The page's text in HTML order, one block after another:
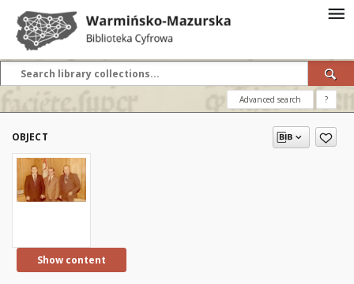
Advanced search ?
OBJECT
Show content